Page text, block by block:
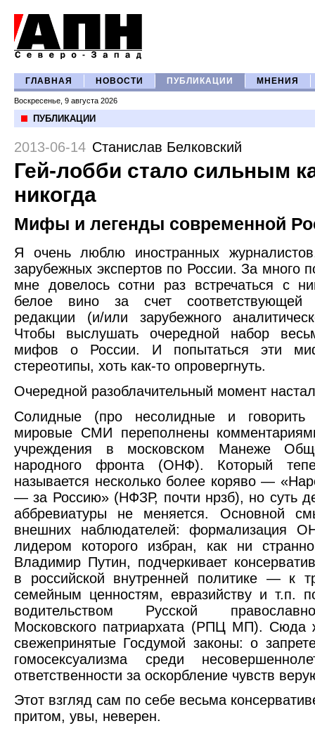
ГЛАВНАЯ НОВОСТИ ПУБЛИКАЦИИ МНЕНИЯ
Воскресенье, 9 августа 2026
ПУБЛИКАЦИИ
2013-06-14 Станислав Белковский
Гей-лобби стало сильным
никогда
Мифы и легенды современной
Я очень люблю иностранных
зарубежных экспертов по России. За много
мне довелось сотни раз встречаться с
белое вино за счет соответствующей
редакции (и/или зарубежного
Чтобы выслушать очередной набор
мифов о России. И попытаться эти
стереотипы, хоть как-то опровергнуть.
Очередной разоблачительный момент
Солидные (про несолидные и говорить
мировые СМИ переполнены
учреждения в московском Манеже
народного фронта (ОНФ). Который
называется несколько более коряво —
— за Россию» (НФЗР, почти нрзб), но суть
аббревиатуры не меняется. Основной
внешних наблюдателей: формализация
лидером которого избран, как ни
Владимир Путин, подчеркивает
в российской внутренней политике — к
семейным ценностям, евразийству и т.п.
водительством Русской
Московского патриархата (РПЦ МП). Сюда
свежепринятые Госдумой законы: о
гомосексуализма среди
ответственности за оскорбление чувств
Этот взгляд сам по себе весьма
притом, увы, неверен.